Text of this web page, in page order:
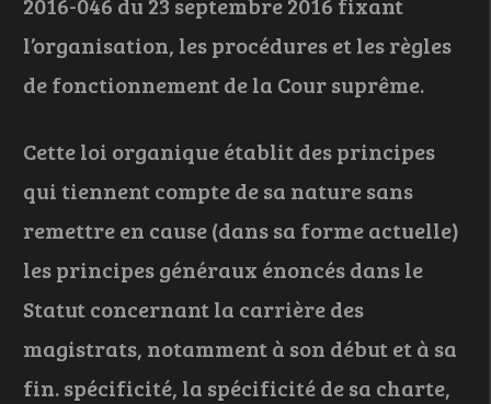
l’organisation, les procédures et les règles
de fonctionnement de la Cour suprême.
Cette loi organique établit des principes
qui tiennent compte de sa nature sans
remettre en cause (dans sa forme actuelle)
les principes généraux énoncés dans le
Statut concernant la carrière des
magistrats, notamment à son début et à sa
fin. spécificité, la spécificité de sa charte,